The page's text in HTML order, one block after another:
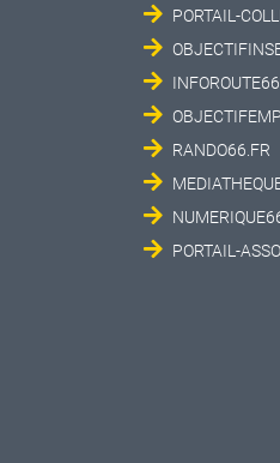
PORTAIL-
RANDO66.FR
PORTAIL-